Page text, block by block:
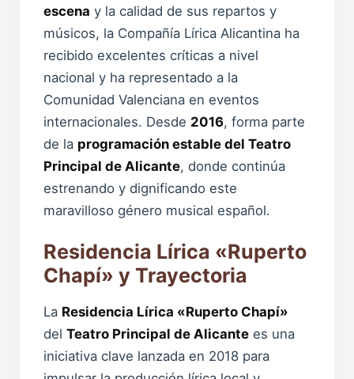
escena y la calidad de sus repartos y
músicos, la Compañía Lírica Alicantina ha
recibido excelentes críticas a nivel
nacional y ha representado a la
Comunidad Valenciana en eventos
internacionales. Desde 2016, forma parte
de la programación estable del Teatro
Principal de Alicante, donde continúa
estrenando y dignificando este
maravilloso género musical español.
Residencia Lírica «Ruperto
Chapí» y Trayectoria
La Residencia Lírica «Ruperto Chapí»
delTeatro Principal de Alicante es una
iniciativa clave lanzada en 2018 para